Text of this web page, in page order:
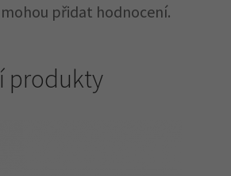
přidat hodnocení.
produkty